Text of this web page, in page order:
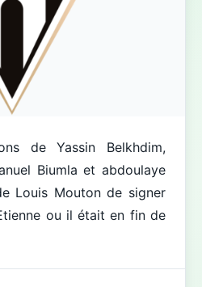
de Yassin Belkhdim,
Biumla et abdoulaye
Louis Mouton de signer
ou il était en fin de